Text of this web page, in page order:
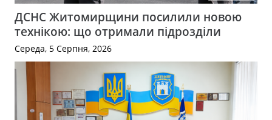
ДСНС Житомирщини посилили новою
технікою: що отримали підрозділи
Середа, 5 Серпня, 2026